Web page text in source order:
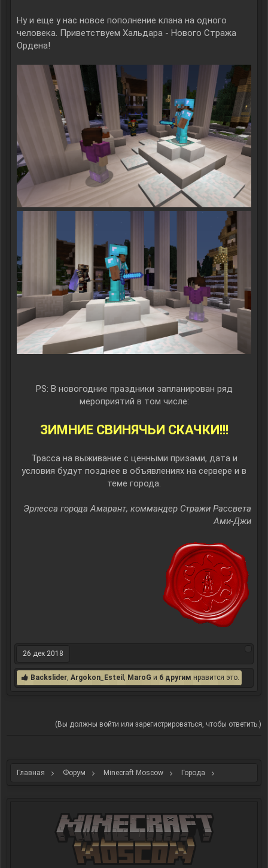
Ну и еще у нас новое пополнение клана на одного
человека. Приветствуем Хальдара - Нового Стража
Ордена!
PS: В новогодние праздники запланирован ряд
мероприятий в том числе:
ЗИМНИЕ СВИНЯЧЬИ СКАЧКИ!!!
Трасса на выживание с ценными призами, дата и
условия будут позднее в объявлениях на сервере и в
теме города.​
Эрлесса города Амарант, коммандер Стражи Рассвета
Ами-Джи
26 дек 2018
Backslider Argokon_Esteil MaroG и 6 другим нравится это.
(Вы должны войти или зарегистрироваться, чтобы ответить.)
Главная Форум Minecraft Moscow Города